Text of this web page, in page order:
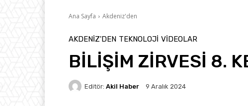
Ana Sayfa Akdeniz'den
AKDENIZ'DEN TEKNOLOJI VIDEOLAR
BİLİŞİM ZİRVESİ 8.
Editör: Akil Haber 9 Aralık 2024